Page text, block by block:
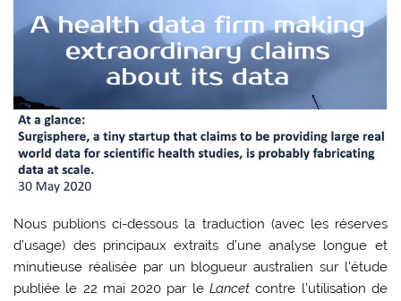
Nous publions ci-dessous la traduction (avec les réserves
d’usage) des principaux extraits d’une analyse longue et
minutieuse réalisée par un blogueur australien sur l’étude
publiée le 22 mai 2020 par leLancetcontre l’utilisation de